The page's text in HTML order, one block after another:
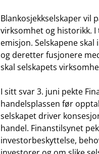
Blankosjekkselskaper vil
virksomhet og historikk.
emisjon. Selskapene
og deretter fusjonere
skal selskapets
I sitt svar 3. juni pekte
handelsplassen før
selskapet driver
handel. Finanstilsynet
investorbeskyttelse,